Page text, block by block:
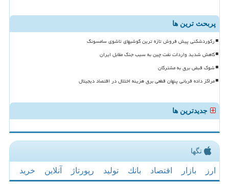
پربحث ترین ها
رکوردشکنی پیش فروش تازه ترین گوشیهای تاشوی سامسونگ
کاهش شدید واردات نفت چین به سبب جنگ مقابل ایران
شوک قبض برق به مشترکان
مراکز داده قربانی پنهان قطعی برق هزینه اختلال در اقتصاد دیجیتال
جدیدترین ها
تگها
ارز بازار اقتصاد بانك تولید رپورتاژ آنلاین خرید